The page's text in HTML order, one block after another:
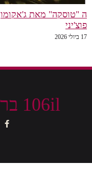
ה "טוסקה" מאת ג'אקומו
פוצ'יני
17 ביולי 2026
106il ברשתות חברתיות